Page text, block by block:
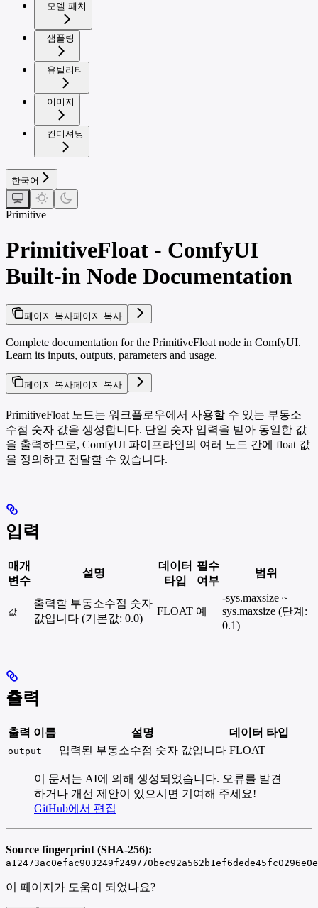
모델 패치
샘플링
유틸리티
이미지
컨디셔닝
한국어
Primitive
PrimitiveFloat - ComfyUI
Built-in Node Documentation
페이지 복사페이지 복사
Complete documentation for the PrimitiveFloat node in ComfyUI.
Learn its inputs, outputs, parameters and usage.
페이지 복사페이지 복사
PrimitiveFloat 노드는 워크플로우에서 사용할 수 있는 부동소
수점 숫자 값을 생성합니다. 단일 숫자 입력을 받아 동일한 값
을 출력하므로, ComfyUI 파이프라인의 여러 노드 간에 float 값
을 정의하고 전달할 수 있습니다.
입력
매개
변수
설명
데이터
타입
필수
여부
범위
값
출력할 부동소수점 숫자
값입니다 (기본값: 0.0)
FLOAT 예
-sys.maxsize ~
sys.maxsize (단계:
0.1)
출력
출력 이름 설명 데이터 타입
output 입력된 부동소수점 숫자 값입니다 FLOAT
이 문서는 AI에 의해 생성되었습니다. 오류를 발견
하거나 개선 제안이 있으시면 기여해 주세요!
GitHub에서 편집
Source fingerprint (SHA-256):
이 페이지가 도움이 되었나요?